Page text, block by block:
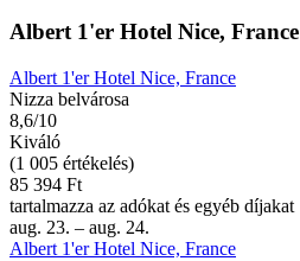
Albert 1'er Hotel Nice, France
Albert 1'er Hotel Nice, France
Nizza belvárosa
8,6/10
Kiváló
(1 005 értékelés)
85 394 Ft
tartalmazza az adókat és egyéb díjakat
aug. 23. – aug. 24.
Albert 1'er Hotel Nice, France